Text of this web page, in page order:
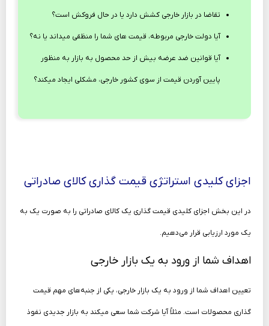
تقاضا در بازار خارجی کشش دارد یا در حال فروکش است؟
آیا دولت خارجی مربوطه، قیمت‌ های شما را منظقی می­داند یا نه؟
آیا قوانین ضد عرضه بیش از حد محصول به بازار به منظور
پایین آوردن قیمت از سوی کشور خارجی، مشکلی ایجاد می­کند؟
اجزای کلیدی استراتژی قیمت‌ گذاری کالای صادراتی
در این بخش اجزای کلیدی قیمت گذاری یک کالای صادراتی را به صورت یک به
یک مورد ارزیابی قرار می‌دهیم.
اهداف شما از ورود به یک بازار خارجی
تعیین اهداف شما از ورود به یک بازار خارجی، یکی از جنبه‌های مهم قیمت
گذاری محصولات است. مثلاً آیا شرکت شما سعی می­کند به بازار جدیدی نفوذ